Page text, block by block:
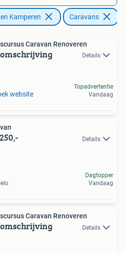
Kamperen Caravans
Caravan Renoveren
Details
website
Topadvertentie
Vandaag
Details
Dagtopper
Vandaag
Caravan Renoveren
Details